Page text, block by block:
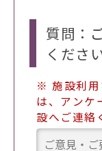
質問：
ください
※ 施設利用
は、アンケ
設へご連絡